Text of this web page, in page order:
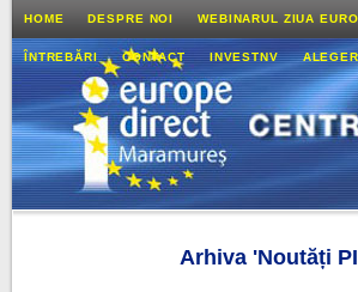
HOME DESPRE NOI WEBINARUL ZIUA
ÎNTREBĂRI CONTACT INVESTNV
Arhiva 'Noutăți